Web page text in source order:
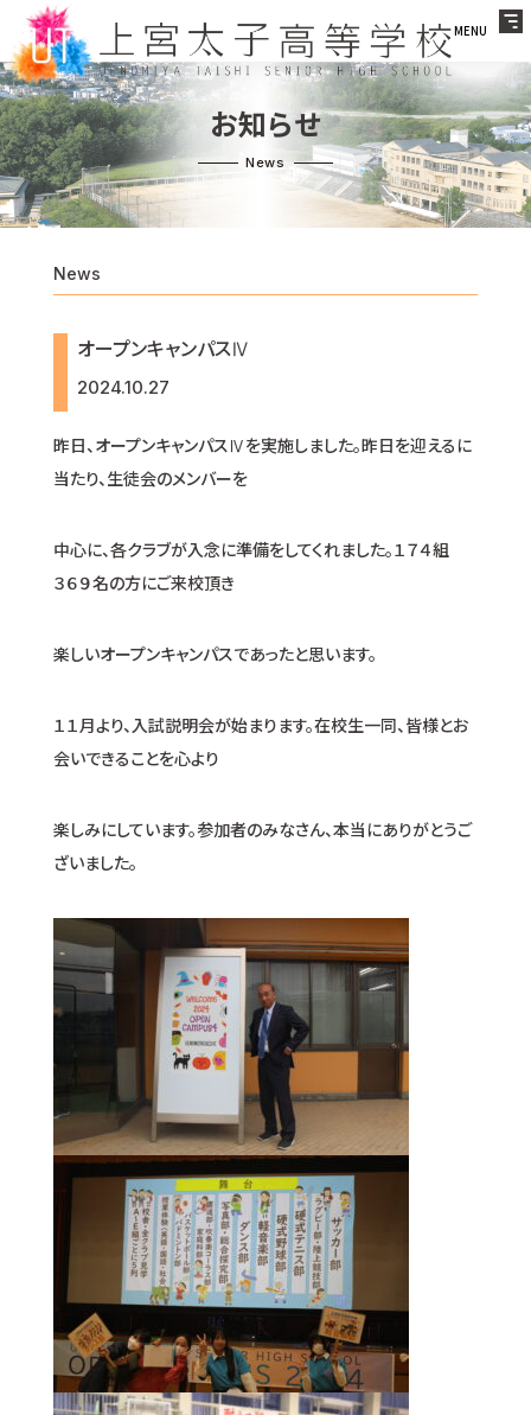
MENU
お知らせ
News
オープンキャンパスⅣ
2024.10.27
昨日、オープンキャンパスⅣを実施しました。昨日を迎えるに
当たり、生徒会のメンバーを
中心に、各クラブが入念に準備をしてくれました。１７４組
３６９名の方にご来校頂き
楽しいオープンキャンパスであったと思います。
１１月より、入試説明会が始まります。在校生一同、皆様とお
会いできることを心より
楽しみにしています。参加者のみなさん、本当にありがとうご
ざいました。